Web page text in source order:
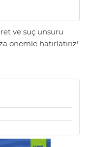
ve suç unsuru
önemle hatırlatırız!